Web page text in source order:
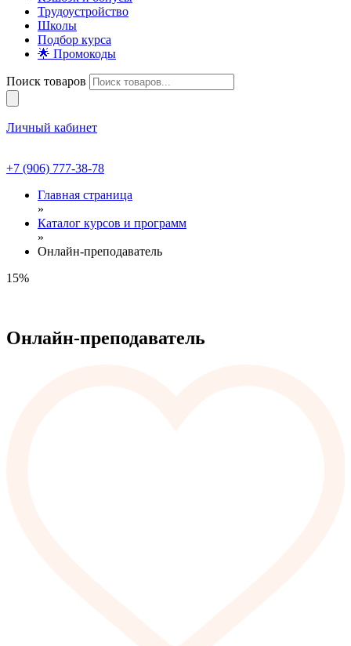
Трудоустройство
Школы
Подбор курса
🌟 Промокоды
Поиск товаров
Личный кабинет
+7 (906) 777-38-78
Главная страница
»
Каталог курсов и программ
»
Онлайн-преподаватель
15%
Онлайн-преподаватель